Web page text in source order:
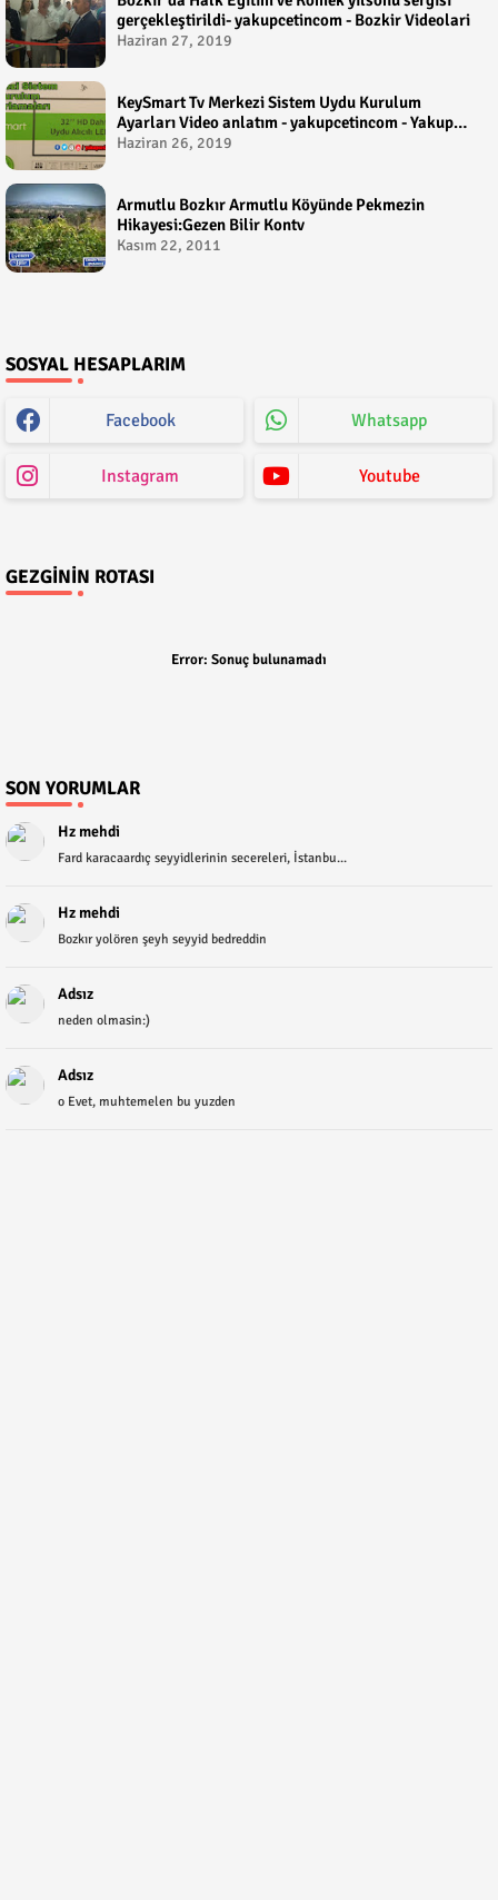
gerçekleştirildi- yakupcetincom - Bozkir Videolari
Haziran 27, 2019
KeySmart Tv Merkezi Sistem Uydu Kurulum
Ayarları Video anlatım - yakupcetincom - Yakup
Çetin
Haziran 26, 2019
Armutlu Bozkır Armutlu Köyünde Pekmezin
Hikayesi:Gezen Bilir Kontv
Kasım 22, 2011
SOSYAL HESAPLARIM
Facebook Whatsapp
Instagram Youtube
GEZGININ ROTASI
Error: Sonuç bulunamadı
SON YORUMLAR
Hz mehdi
Fard karacaardıç seyyidlerinin secereleri, İstanbu...
Hz mehdi
Bozkır yolören şeyh seyyid bedreddin
Adsız
neden olmasin:)
Adsız
o Evet, muhtemelen bu yuzden